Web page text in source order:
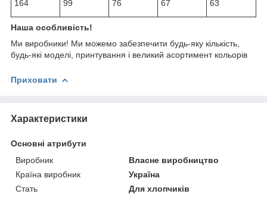
164 99 76 67 63
Наша особливість!
Ми виробники! Ми можемо забезпечити будь-яку кількість,
будь-які моделі, принтування і великий асортимент кольорів
Приховати
Характеристики
Основні атрибути
Виробник
Власне виробництво
Країна виробник
Україна
Стать
Для хлопчиків